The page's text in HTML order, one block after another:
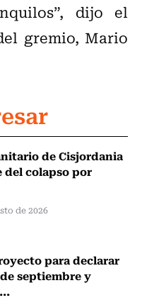
dijo el
gremio, Mario
de Cisjordania
del colapso por
de 2026
para declarar
septiembre y